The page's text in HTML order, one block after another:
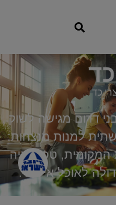
כד
כד בני דרום מגישה לשוק
למנות מנצחות:
טכנולוגיה
לאוכל איכותי.